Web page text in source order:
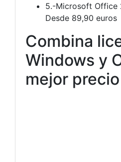
5.-Microsoft Office
Desde 89,90 euros
Combina
Windows y
mejor precio